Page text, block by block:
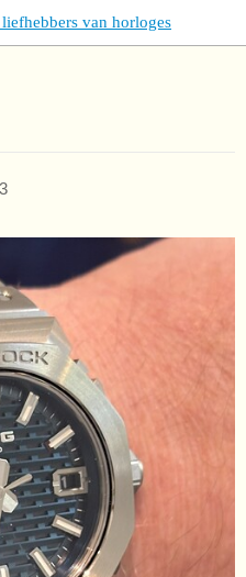
van horloges